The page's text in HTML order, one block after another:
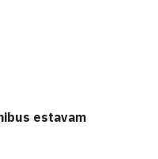
estavam